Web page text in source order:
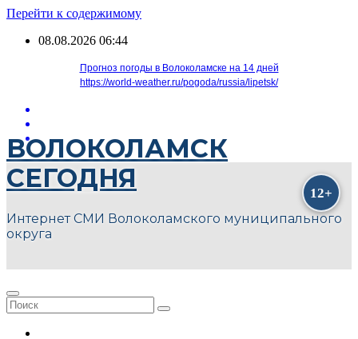
Перейти к содержимому
08.08.2026 06:44
Прогноз погоды в Волоколамске на 14 дней
https://world-weather.ru/pogoda/russia/lipetsk/
ВОЛОКОЛАМСК
СЕГОДНЯ
Интернет СМИ Волоколамского муниципального
округа